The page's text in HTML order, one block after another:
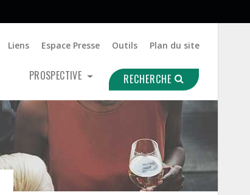
Liens Espace Presse Outils Plan du site
PROSPECTIVE RECHERCHE